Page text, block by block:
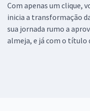
Com apenas um clique,
inicia a transformação
sua jornada rumo a
almeja, e já com o título